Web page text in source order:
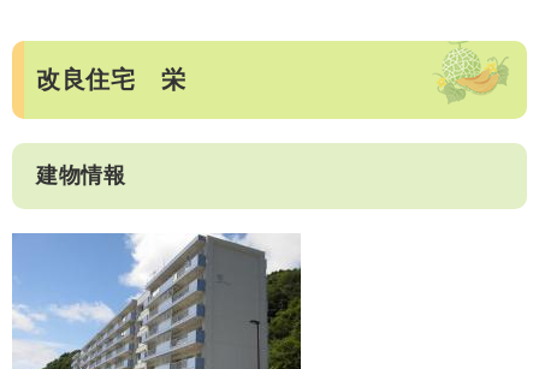
改良住宅 栄
建物情報